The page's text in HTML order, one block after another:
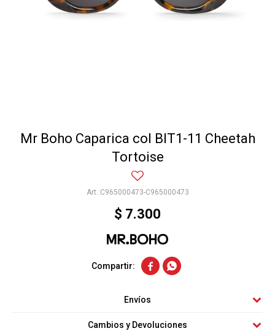
Mr Boho Caparica col BIT1-11 Cheetah
Tortoise
C965000473-C965000473
$ 7.300
 
Envíos
Cambios y Devoluciones